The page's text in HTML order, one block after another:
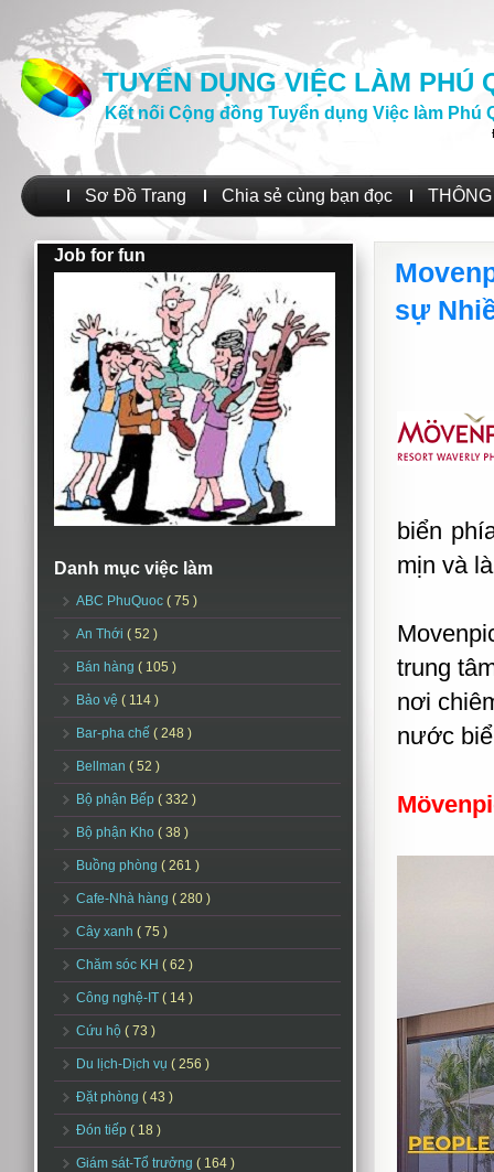
TUYỂN DỤNG VIỆC LÀM PHÚ
Kết nối Cộng đồng Tuyển dụng Việc làm Phú
Sơ Đồ Trang Chia sẻ cùng bạn đọc
Job for fun
Danh mục việc làm
ABC PhuQuoc ( 75 )
An Thới ( 52 )
Bán hàng ( 105 )
Bảo vệ ( 114 )
Bar-pha chế ( 248 )
Bellman ( 52 )
Bộ phận Bếp ( 332 )
Bộ phận Kho ( 38 )
Buồng phòng ( 261 )
Cafe-Nhà hàng ( 280 )
Cây xanh ( 75 )
Chăm sóc KH ( 62 )
Công nghệ-IT ( 14 )
Cứu hộ ( 73 )
Du lịch-Dịch vụ ( 256 )
Đặt phòng ( 43 )
Đón tiếp ( 18 )
Giám sát-Tổ trưởng ( 164 )
sự
biển
mịn và
trung
nơi
nước